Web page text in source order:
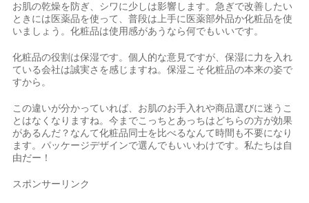
お肌の乾燥を防ぎ、シワに少しは影響します。急ぎで改善したい
ときには医薬品を使って、普段は上手に医薬部外品か化粧品を使
いましょう。化粧品は使用感があうなら何でもいいです。
化粧品の役割は保湿です。個人的な意見ですが、保湿に力を入れ
ている会社は誠実さを感じますね。保湿こそ化粧品の本来の姿で
すから。
この違いが分かっていれば、お肌のお手入れや商品選びに迷うこ
とはなくなりますね。今までこっちとあっちはどちらの方が効果
があるんだ？なんて化粧品同士を比べるなんて時間も不要になり
ます。パッケージデザインで選んでもいいわけです。私たちは自
由だー！
スポンサーリンク